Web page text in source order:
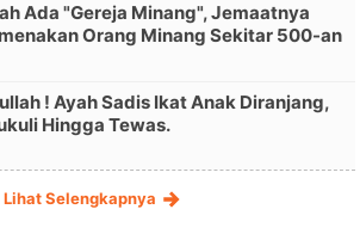
Ada "Gereja Minang", Jemaatnya
Orang Minang Sekitar 500-an
! Ayah Sadis Ikat Anak Diranjang,
Hingga Tewas.
Lihat Selengkapnya